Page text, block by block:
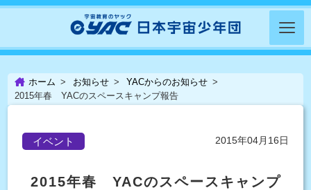
ホーム お知らせ
YACからのお知らせ
2015年春 YACのスペースキャンプ報告
イベント 2015年04月16日
2015年春 YACのスペースキャンプ